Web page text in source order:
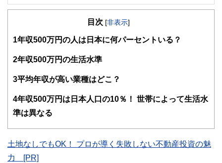
FinancialField編集部は、金融、経済に関する記事を、日々
知識がない方でも理解できるようわかりやすく発信していま
得者を中心に「お金や暮らし」に関する書籍・雑誌の編集経
験者で構成され、企画立案から記事掲載まですべての工程に
護士、税理士、宅地建物取引士、相続診断士、住宅ローンア
士、行政書士、投資アナリスト、キャリアコンサルタントな
をわかりやすく発信している点です。
目次 [非表示]
1 年収500万円の人は日本に何パーセントいる？
2年収500万円の生活水準
3平均年収が高い業種はどこ？
4年収500万円は日本人口の10％！ 世帯によって生活水
準は異なる
土地なしでもOK！ プロが導く失敗しない不動産投資の魅
力 [PR]